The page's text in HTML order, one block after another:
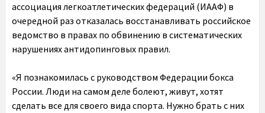
ассоциация легкоатлетических федераций (ИААФ) в
очередной раз отказалась восстанавливать российское
ведомство в правах по обвинению в систематических
нарушениях антидопинговых правил.
«Я познакомилась с руководством Федерации бокса
России. Люди на самом деле болеют, живут, хотят
сделать все для своего вида спорта. Нужно брать с них